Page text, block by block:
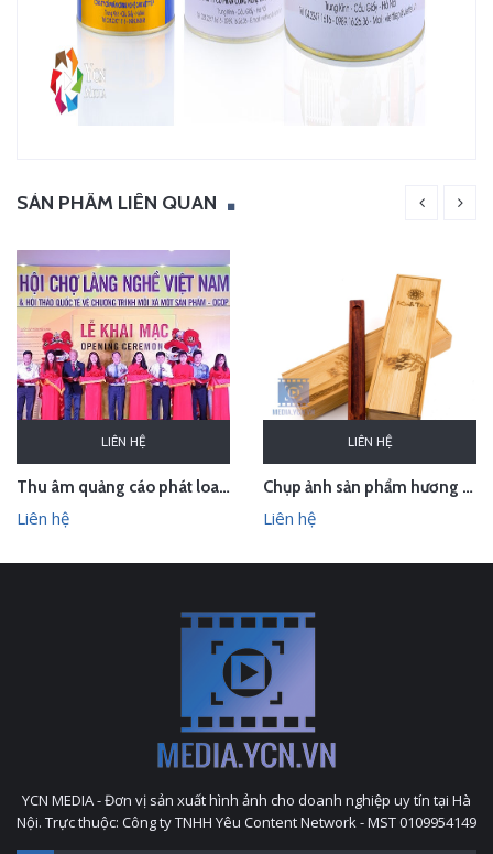
SẢN PHẨM LIÊN QUAN
LIÊN HỆ
Thu âm quảng cáo phát loa cho Hội chợ Làng nghề VN 2018
Liên hệ
LIÊN HỆ
Chụp ảnh sản phẩm hương trầm Hương Xưa - Kính Tâm trong studio Hà Nội
Liên hệ
YCN MEDIA - Đơn vị sản xuất hình ảnh cho doanh nghiệp uy tín tại Hà
Nội. Trực thuộc: Công ty TNHH Yêu Content Network - MST 0109954149